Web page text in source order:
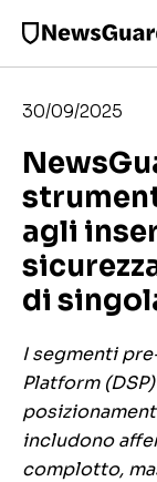
30/09/2025
agli
di
I segmenti
Platform
includono
complotto,